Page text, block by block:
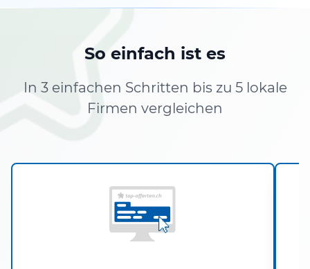
So einfach ist es
In 3 einfachen Schritten bis zu 5 lokale
Firmen vergleichen